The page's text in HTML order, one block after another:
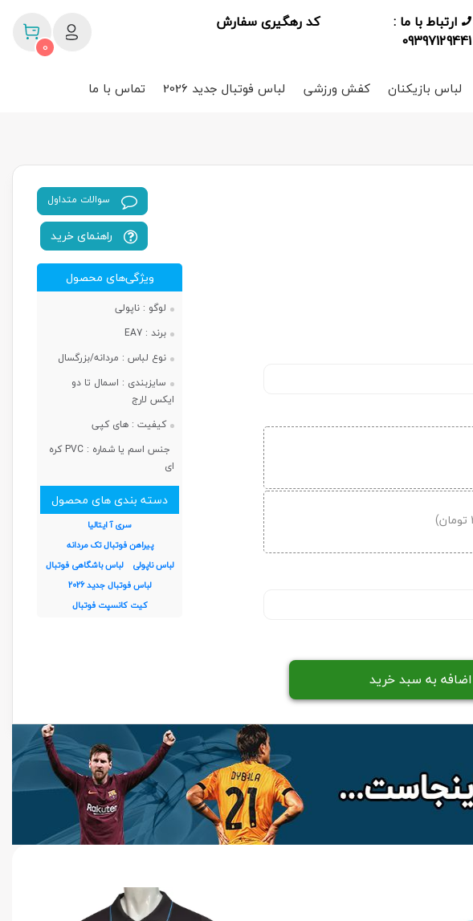
ارتباط با ما :
09397129441
کد رهگیری سفارش
0
لباس بازیکنان کفش ورزشی لباس فوتبال جدید 2026 تماس با ما
اضافه به سبد خرید
سوالات متداول
راهنمای خرید
ویژگی‌های محصول
لوگو : ناپولی
برند : EA7
نوع لباس : مردانه/بزرگسال
سایزبندی : اسمال تا دو
ایکس لارج
کیفیت : های کپی
جنس اسم یا شماره :
PVC کره
ای
دسته بندی های محصول
سری آ ایتالیا
پیراهن فوتبال تک مردانه
لباس ناپولی
لباس باشگاهی فوتبال
لباس فوتبال جدید 2026
کیت کانسپت فوتبال